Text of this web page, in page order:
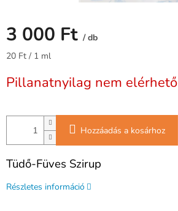
3 000 Ft / db
Egységár:
20 Ft / 1 ml
Pillanatnyilag nem elérhető
Hozzáadás a kosárhoz
Tüdő-Füves Szirup
Részletes információ